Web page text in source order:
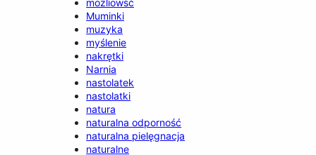
Muminki
muzyka
myślenie
nakrętki
Narnia
nastolatek
nastolatki
natura
naturalna odporność
naturalna pielęgnacja
naturalne